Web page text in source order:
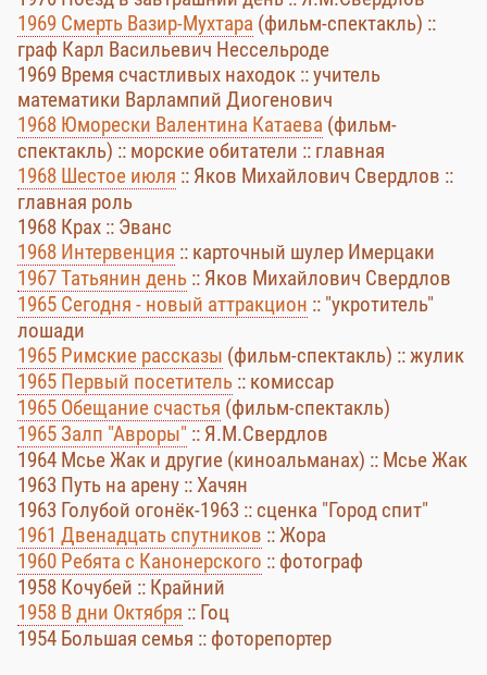
1969 Смерть Вазир-Мухтара (фильм-спектакль) ::
граф Карл Васильевич Нессельроде
1969 Время счастливых находок :: учитель
математики Варлампий Диогенович
1968 Юморески Валентина Катаева (фильм-
спектакль) :: морские обитатели :: главная
1968 Шестое июля :: Яков Михайлович Свердлов ::
главная роль
1968 Крах :: Эванс
1968 Интервенция :: карточный шулер Имерцаки
1967 Татьянин день :: Яков Михайлович Свердлов
1965 Сегодня - новый аттракцион :: "укротитель"
лошади
1965 Римские рассказы (фильм-спектакль) :: жулик
1965 Первый посетитель :: комиссар
1965 Обещание счастья (фильм-спектакль)
1965 Залп "Авроры" :: Я.М.Свердлов
1964 Мсье Жак и другие (киноальманах) :: Мсье Жак
1963 Путь на арену :: Хачян
1963 Голубой огонёк-1963 :: сценка "Город спит"
1961 Двенадцать спутников :: Жора
1960 Ребята с Канонерского :: фотограф
1958 Кочубей :: Крайний
1958 В дни Октября :: Гоц
1954 Большая семья :: фоторепортер